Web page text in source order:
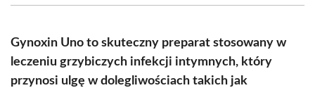
(Twitter)
Gynoxin Uno to skuteczny preparat stosowany w
leczeniu grzybiczych infekcji intymnych, który
przynosi ulgę w dolegliwościach takich jak